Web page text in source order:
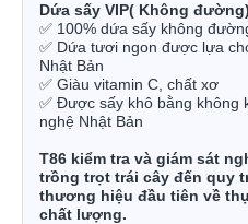
Dứa sấy VIP( Không đường)
✅ 100% dứa sấy không
✅ Dứa tươi ngon được lựa
Nhật Bản
✅ Giàu vitamin C, chất xơ
✅ Được sấy khô bằng không
nghệ Nhật Bản
T86 kiểm tra và giám sát
trồng trọt trái cây đến quy
thương hiệu đầu tiên về
chất lượng.